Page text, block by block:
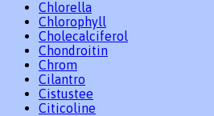
Chlorella
Chlorophyll
Cholecalciferol
Chondroitin
Chrom
Cilantro
Cistustee
Citicoline